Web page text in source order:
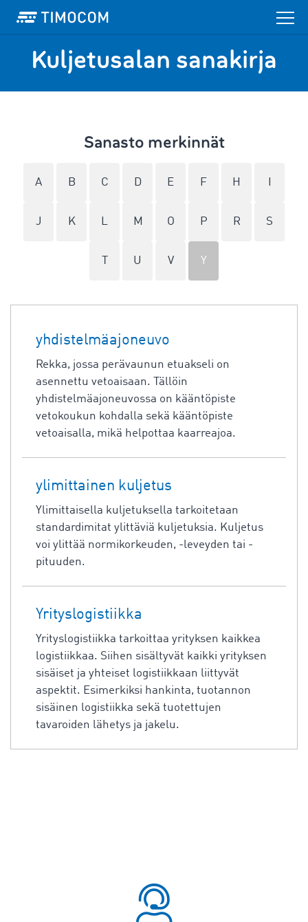
Kuljetusalan sanakirja
Sanasto merkinnät
A B C D E F H
J K L M O P R S
U V Y
yhdistelmäajoneuvo
Rekka, jossa perävaunun etuakseli on
asennettu vetoaisaan. Tällöin
yhdistelmäajoneuvossa on kääntöpiste
vetokoukun kohdalla sekä kääntöpiste
vetoaisalla, mikä helpottaa kaarreajoa.
ylimittainen kuljetus
Ylimittaisella kuljetuksella tarkoitetaan
standardimitat ylittäviä kuljetuksia. Kuljetus
voi ylittää normikorkeuden, -leveyden tai -
pituuden.
Yrityslogistiikka
Yrityslogistiikka tarkoittaa yrityksen kaikkea
logistiikkaa. Siihen sisältyvät kaikki yrityksen
sisäiset ja yhteiset logistiikkaan liittyvät
aspektit. Esimerkiksi hankinta, tuotannon
sisäinen logistiikka sekä tuotettujen
tavaroiden lähetys ja jakelu.